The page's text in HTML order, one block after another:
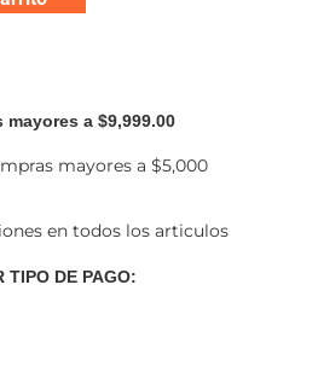
a $9,999.00
mayores a $5,000
en todos los articulos
TIPO DE PAGO: